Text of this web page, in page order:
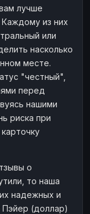
лучше
из них
или
насколько
месте.
"честный",
перед
нашими
риска при
о
то наша
надежных и
(доллар)